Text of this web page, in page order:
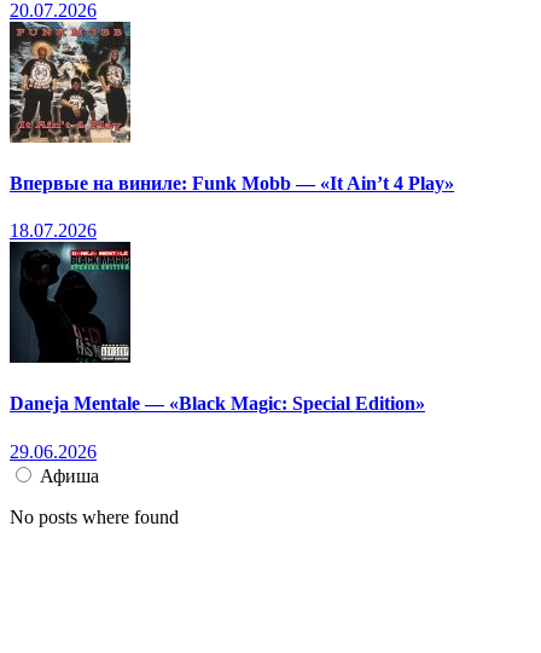
20.07.2026
Впервые на виниле: Funk Mobb — «It Ain’t 4 Play»
18.07.2026
Daneja Mentale — «Black Magic: Special Edition»
29.06.2026
Афиша
No posts where found